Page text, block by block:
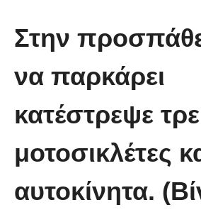
σε κούνια
Στην
να παρκάρει
κατέστρεψε
μοτοσικλέτες
αυτοκίνητα.